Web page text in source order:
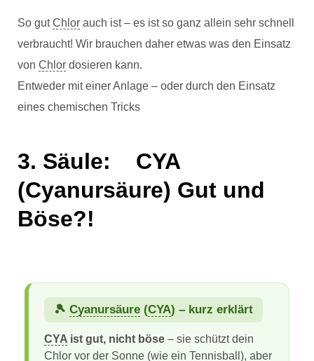
So gutChlor auch ist – es ist so ganz allein sehr schnell
verbraucht! Wir brauchen daher etwas was den Einsatz
von Chlor dosieren kann.
Entweder mit einer Anlage – oder durch den Einsatz
eines chemischen Tricks
3. Säule: CYA
(Cyanursäure) Gut und
Böse?!
🎾 Cyanursäure (CYA) – kurz erklärt
CYA ist gut, nicht böse – sie schützt dein
Chlor vor der Sonne (wie ein Tennisball), aber